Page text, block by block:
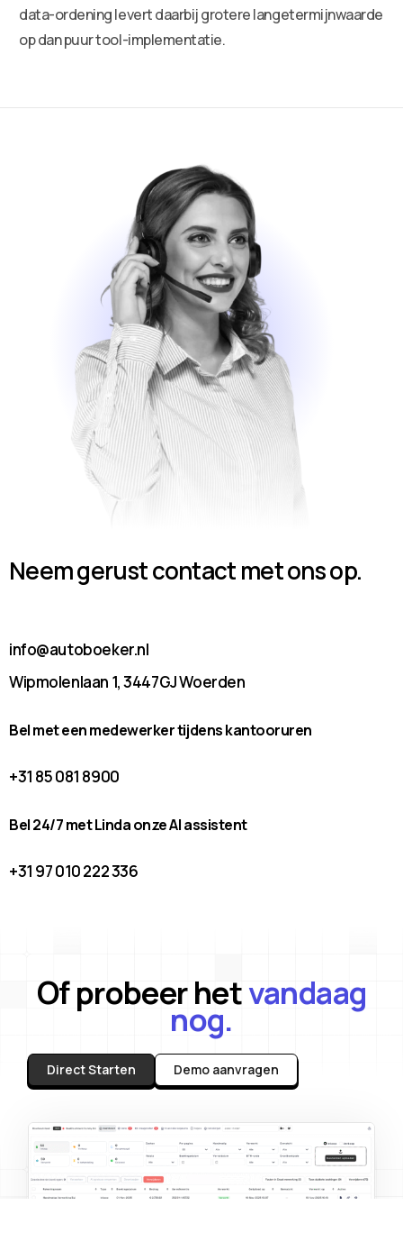
data-ordening levert daarbij grotere langetermijnwaarde
op dan puur tool-implementatie.
Neem gerust contact met ons op.
info@autoboeker.nl
Wipmolenlaan 1, 3447GJ Woerden
Bel met een medewerker tijdens kantooruren
+31 85 081 8900
Bel 24/7 met Linda onze AI assistent
+31 97 010 222 336
Of probeer hetvandaag
nog.
Direct Starten Demo aanvragen